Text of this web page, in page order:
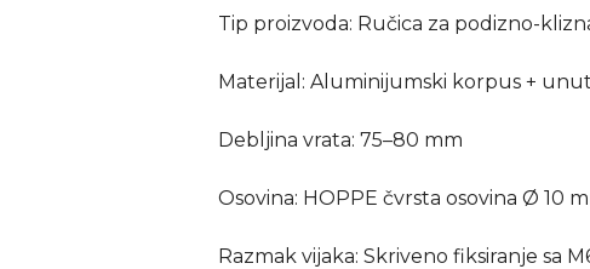
Tip proizvoda: Ručica za podizno-
Materijal: Aluminijumski korpus +
Debljina vrata: 75–80 mm
Osovina: HOPPE čvrsta osovina Ø 10
Razmak vijaka: Skriveno fiksiranje sa